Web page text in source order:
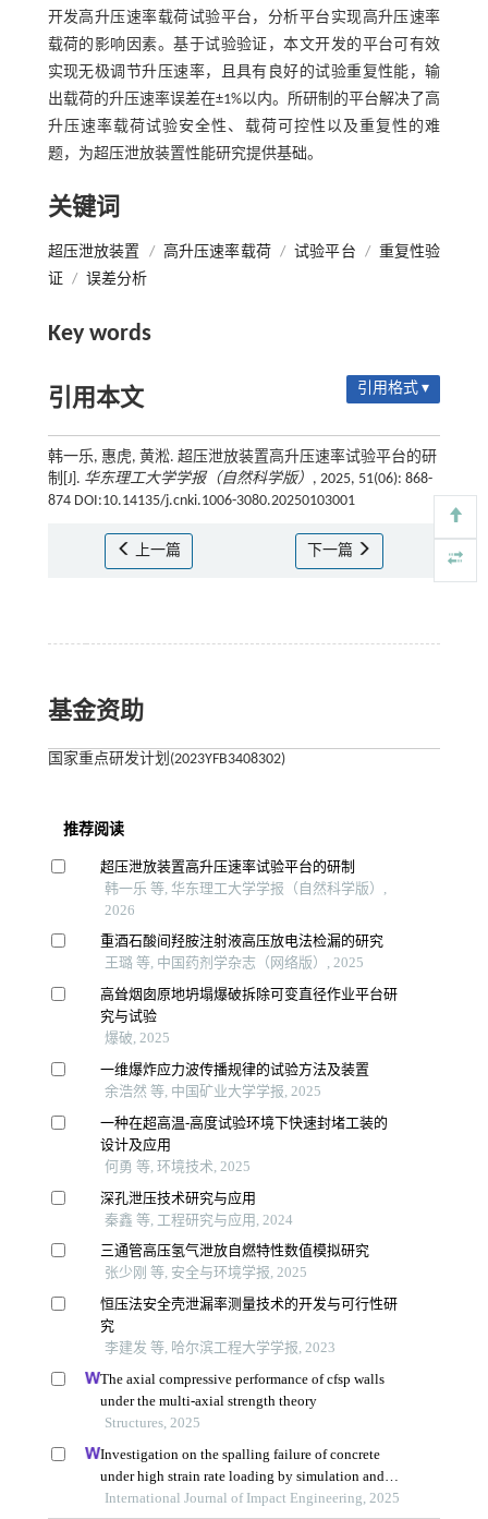
开发高升压速率载荷试验平台，分析平台实现高升压速率
载荷的影响因素。基于试验验证，本文开发的平台可有效
实现无极调节升压速率，且具有良好的试验重复性能，输
出载荷的升压速率误差在±1%以内。所研制的平台解决了高
升压速率载荷试验安全性、载荷可控性以及重复性的难
题，为超压泄放装置性能研究提供基础。
关键词
超压泄放装置 / 高升压速率载荷 / 试验平台 / 重复性验
证 / 误差分析
Key words
引用本文 引用格式 ▾
韩一乐, 惠虎, 黄淞. 超压泄放装置高升压速率试验平台的研
制[J]. 华东理工大学学报（自然科学版） , 2025, 51(06): 868-
874 DOI:10.14135/j.cnki.1006-3080.20250103001
上一篇 下一篇
基金资助
国家重点研发计划(2023YFB3408302)